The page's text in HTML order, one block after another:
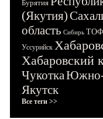
Бурятия
(Якутия)
область Сибирь ТОФ
Уссурийск
Хабаровский
ЧукоткаЮжно-
Якутск
Все теги >>